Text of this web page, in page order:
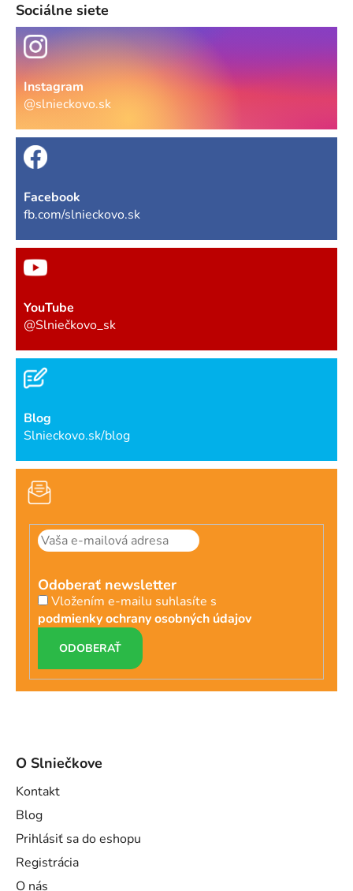
Sociálne siete
Instagram
@slnieckovo.sk
Facebook
fb.com/slnieckovo.sk
YouTube
@Slniečkovo_sk
Blog
Slnieckovo.sk/blog
Odoberať newsletter
Vložením e-mailu suhlasíte s
podmienky ochrany osobných údajov
PRIHLÁSIŤ
SA
O Slniečkove
Kontakt
Blog
Prihlásiť sa do eshopu
Registrácia
O nás